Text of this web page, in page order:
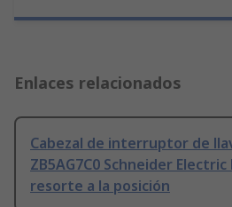
Enlaces relacionados
Cabezal de interruptor de
ZB5AG7C0 Schneider
resorte a la posición